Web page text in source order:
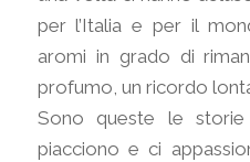
per l’Italia e per il
aromi in grado di
profumo, un ricordo
Sono queste le
piacciono e ci